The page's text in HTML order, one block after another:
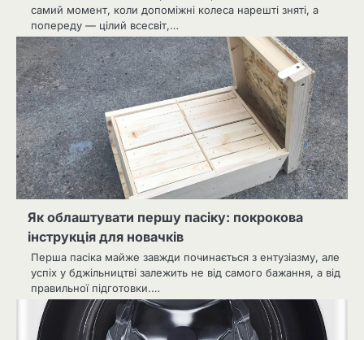
самий момент, коли допоміжні колеса нарешті зняті, а
попереду — цілий всесвіт,…
Як облаштувати першу пасіку: покрокова
інструкція для новачків
Перша пасіка майже завжди починається з ентузіазму, але
успіх у бджільництві залежить не від самого бажання, а від
правильної підготовки.…